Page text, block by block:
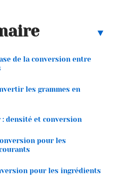
de la conversion entre
les grammes en
: densité et conversion
pour les
pour les ingrédients